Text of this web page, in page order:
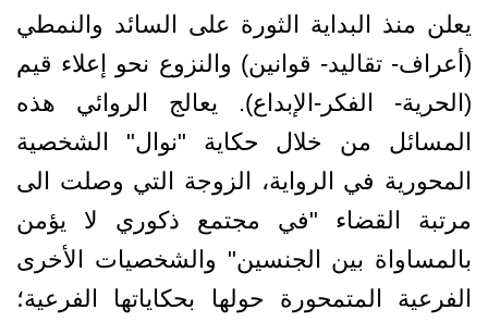
يعلن منذ البداية الثورة على السائد والنمطي
(أعراف- تقاليد- قوانين) والنزوع نحو إعلاء قيم
(الحرية- الفكر-الإبداع). يعالج الروائي هذه
المسائل من خلال حكاية "نوال" الشخصية
المحورية في الرواية، الزوجة التي وصلت الى
مرتبة القضاء "في مجتمع ذكوري لا يؤمن
بالمساواة بين الجنسين" والشخصيات الأخرى
الفرعية المتمحورة حولها بحكاياتها الفرعية؛